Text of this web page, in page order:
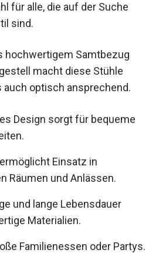
für alle, die auf der Suche
sind.
hochwertigem Samtbezug
macht diese Stühle
auch optisch ansprechend.
Design sorgt für bequeme
Einsatz in
Räumen und Anlässen.
und lange Lebensdauer
Materialien.
Familienessen oder Partys.